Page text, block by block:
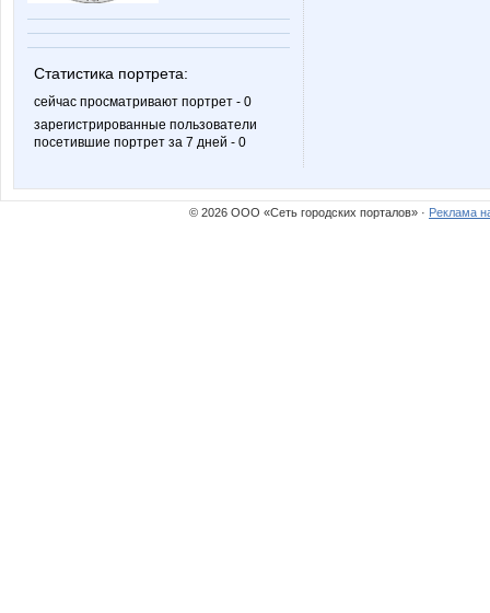
Статистика портрета:
сейчас просматривают портрет - 0
зарегистрированные пользователи
посетившие портрет за 7 дней - 0
© 2026 ООО «Сеть городских порталов» · Реклама